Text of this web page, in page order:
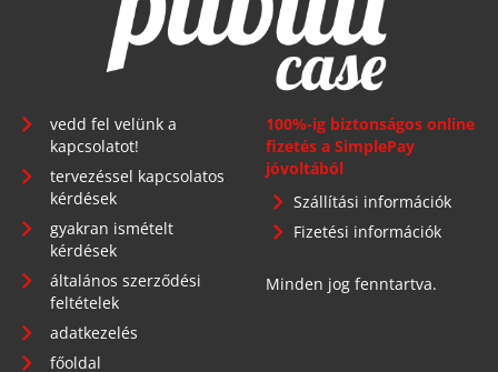
vedd fel velünk a
kapcsolatot!
tervezéssel kapcsolatos
kérdések
gyakran ismételt
kérdések
általános szerződési
feltételek
adatkezelés
főoldal
100%-ig biztonságos online
fizetés a SimplePay
jóvoltából
Szállítási információk
Fizetési információk
Minden jog fenntartva.